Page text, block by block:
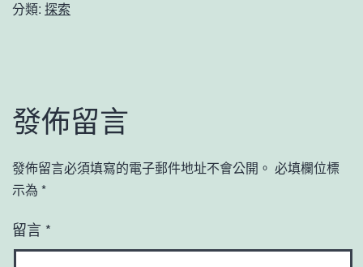
分類: 探索
發佈留言
發佈留言必須填寫的電子郵件地址不會公開。 必填欄位標
示為 *
留言 *